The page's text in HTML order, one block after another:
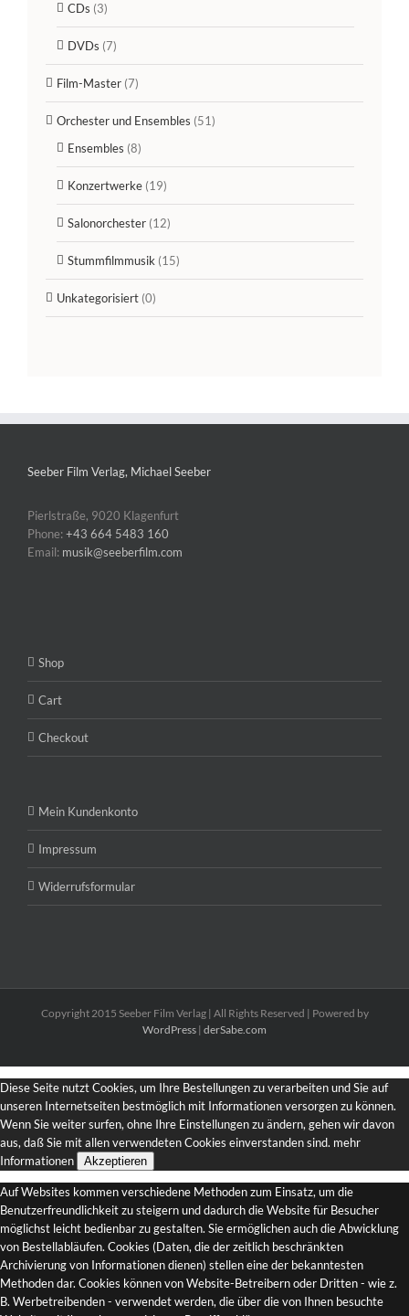
CDs (3)
DVDs (7)
Film-Master (7)
Orchester und Ensembles (51)
Ensembles (8)
Konzertwerke (19)
Salonorchester (12)
Stummfilmmusik (15)
Unkategorisiert (0)
Seeber Film Verlag, Michael Seeber
Pierlstraße, 9020 Klagenfurt
Phone:+43 664 5483 160
Email: musik@seeberfilm.com
Shop
Cart
Checkout
Mein Kundenkonto
Impressum
Widerrufsformular
Copyright 2015 Seeber Film Verlag | All Rights Reserved | Powered by
WordPress | derSabe.com
Diese Seite nutzt Cookies, um Ihre Bestellungen zu verarbeiten und Sie auf
unseren Internetseiten bestmöglich mit Informationen versorgen zu können.
Wenn Sie weiter surfen, ohne Ihre Einstellungen zu ändern, gehen wir davon
aus, daß Sie mit allen verwendeten Cookies einverstanden sind. mehr
Informationen
Akzeptieren
Auf Websites kommen verschiedene Methoden zum Einsatz, um die
Benutzerfreundlichkeit zu steigern und dadurch die Website für Besucher
möglichst leicht bedienbar zu gestalten. Sie ermöglichen auch die Abwicklung
von Bestellabläufen. Cookies (Daten, die der zeitlich beschränkten
Archivierung von Informationen dienen) stellen eine der bekanntesten
Methoden dar. Cookies können von Website-Betreibern oder Dritten - wie z.
B. Werbetreibenden - verwendet werden, die über die von Ihnen besuchte